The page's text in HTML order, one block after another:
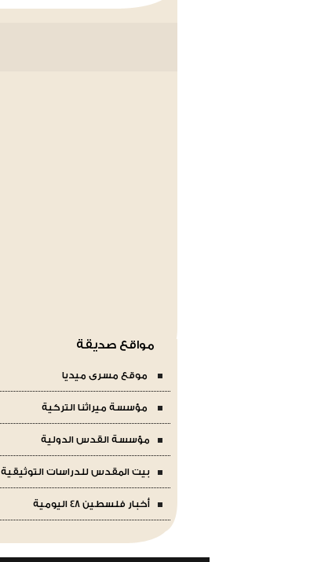
مواقع صديقة
موقع مسرى ميديا
مؤسسة ميراثنا التركية
مؤسسة القدس الدولية
بيت المقدس للدراسات التوثيقية
أخبار فلسطين 48 اليومية